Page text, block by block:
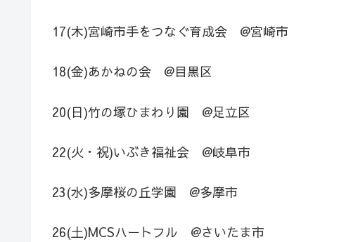
17(木)宮崎市手をつなぐ育成会 @宮崎市
18(金)あかねの会 @目黒区
20(日)竹の塚ひまわり園 @足立区
22(火・祝)いぶき福祉会 @岐阜市
23(水)多摩桜の丘学園 @多摩市
26(土)MCSハートフル @さいたま市